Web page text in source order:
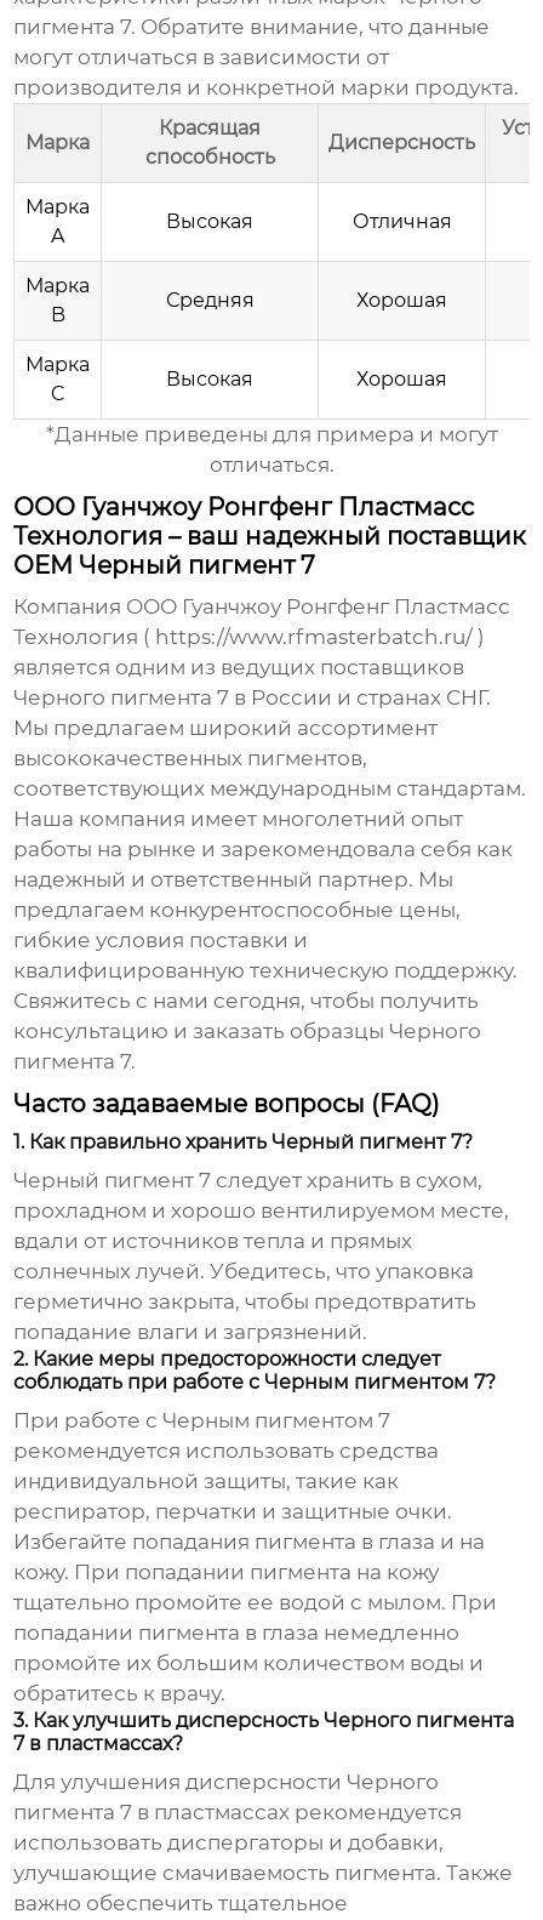
пигмента 7. Обратите внимание, что данные
могут отличаться в зависимости от
производителя и конкретной марки продукта.
Марка
Красящая
способность
Дисперсность
Марка
A
Высокая Отличная
Марка
B
Средняя Хорошая
Марка
C
Высокая Хорошая
*Данные приведены для примера и могут
отличаться.
ООО Гуанчжоу Ронгфенг Пластмасс
Технология – ваш надежный поставщик
OEM Черный пигмент 7
Компания ООО Гуанчжоу Ронгфенг Пластмасс
Технология ( https://www.rfmasterbatch.ru/ )
является одним из ведущих поставщиков
Черного пигмента 7 в России и странах СНГ.
Мы предлагаем широкий ассортимент
высококачественных пигментов,
соответствующих международным стандартам.
Наша компания имеет многолетний опыт
работы на рынке и зарекомендовала себя как
надежный и ответственный партнер. Мы
предлагаем конкурентоспособные цены,
гибкие условия поставки и
квалифицированную техническую поддержку.
Свяжитесь с нами сегодня, чтобы получить
консультацию и заказать образцы Черного
пигмента 7.
Часто задаваемые вопросы (FAQ)
1. Как правильно хранить Черный пигмент 7?
Черный пигмент 7 следует хранить в сухом,
прохладном и хорошо вентилируемом месте,
вдали от источников тепла и прямых
солнечных лучей. Убедитесь, что упаковка
герметично закрыта, чтобы предотвратить
попадание влаги и загрязнений.
2. Какие меры предосторожности следует
соблюдать при работе с Черным пигментом 7?
При работе с Черным пигментом 7
рекомендуется использовать средства
индивидуальной защиты, такие как
респиратор, перчатки и защитные очки.
Избегайте попадания пигмента в глаза и на
кожу. При попадании пигмента на кожу
тщательно промойте ее водой с мылом. При
попадании пигмента в глаза немедленно
промойте их большим количеством воды и
обратитесь к врачу.
3. Как улучшить дисперсность Черного пигмента
7 в пластмассах?
Для улучшения дисперсности Черного
пигмента 7 в пластмассах рекомендуется
использовать диспергаторы и добавки,
улучшающие смачиваемость пигмента. Также
важно обеспечить тщательное